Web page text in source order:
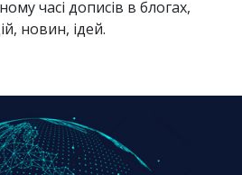
часі дописів в блогах,
новин, ідей.